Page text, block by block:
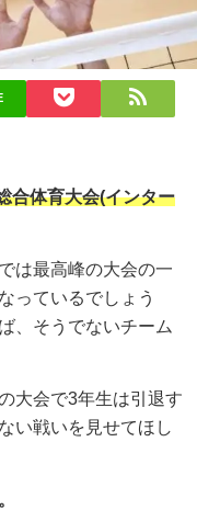
合体育大会(インター
は最高峰の大会の一
っているでしょう
、そうでないチーム
大会で3年生は引退す
い戦いを見せてほし